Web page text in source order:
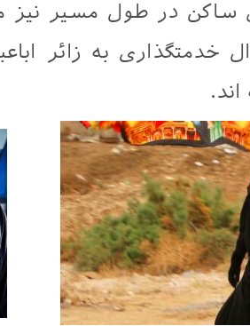
ساکن در طول مسیر نیز
خدمتگذاری به زائر